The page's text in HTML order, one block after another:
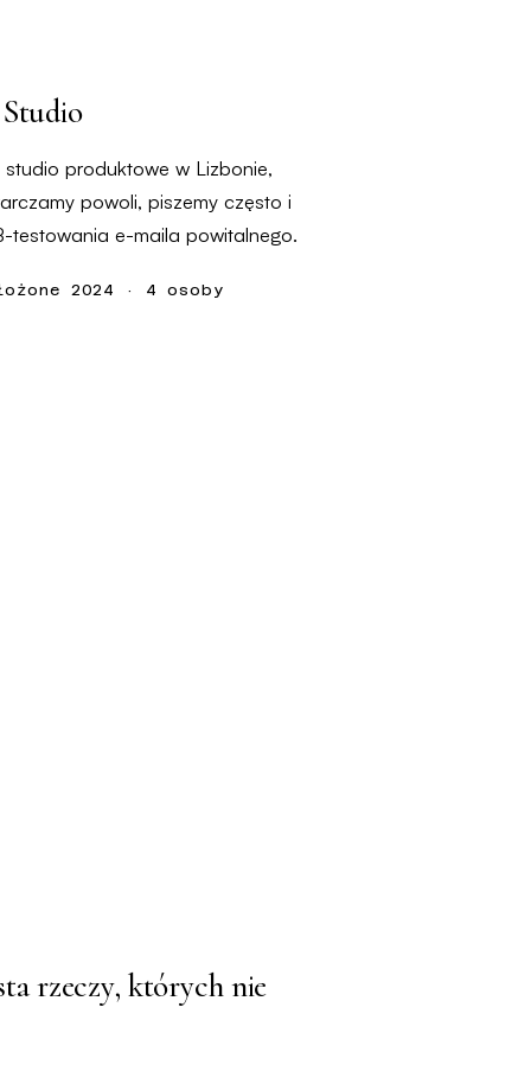
produktowe w Lizbonie,
powoli, piszemy często i
testowania e-maila powitalnego.
2024 · 4 osoby
rzeczy, których nie